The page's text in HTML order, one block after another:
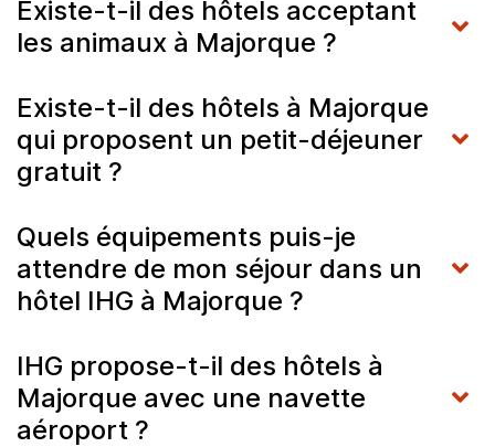
Existe-t-il des hôtels acceptant
les animaux à Majorque ?
Existe-t-il des hôtels à Majorque
qui proposent un petit-déjeuner
gratuit ?
Quels équipements puis-je
attendre de mon séjour dans un
hôtel IHG à Majorque ?
IHG propose-t-il des hôtels à
Majorque avec une navette
aéroport ?